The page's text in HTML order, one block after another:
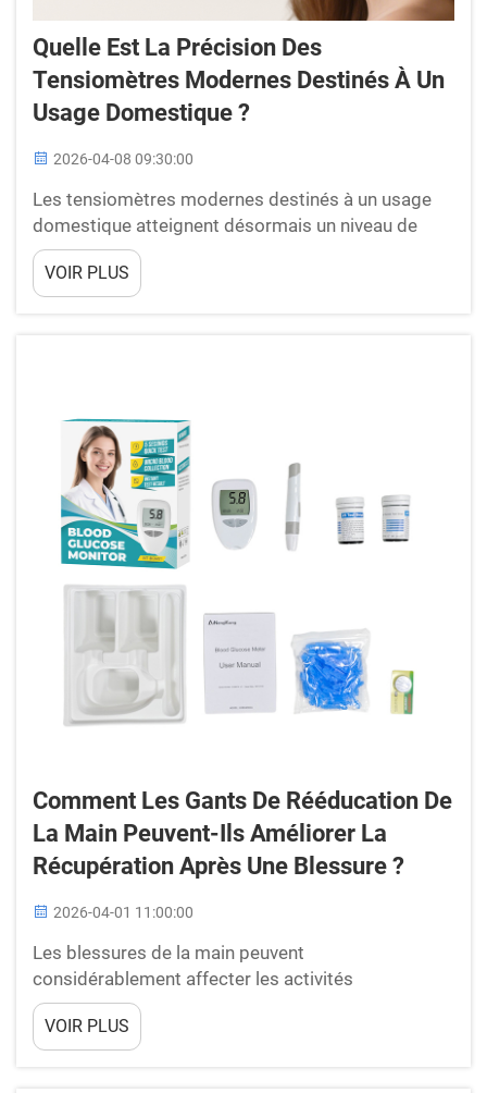
Quelle Est La Précision Des
Tensiomètres Modernes Destinés À Un
Usage Domestique ?
2026-04-08 09:30:00
Les tensiomètres modernes destinés à un usage
domestique atteignent désormais un niveau de
précision remarquable, comparable à celui des
équipements cliniques utilisés dans les
établissements médicaux. La réponse à la question
VOIR PLUS
Comment Les Gants De Rééducation De
La Main Peuvent-Ils Améliorer La
Récupération Après Une Blessure ?
2026-04-01 11:00:00
Les blessures de la main peuvent
considérablement affecter les activités
quotidiennes et la qualité de vie, rendant une
rééducation efficace indispensable pour une
récupération optimale. Les technologies médicales
VOIR PLUS